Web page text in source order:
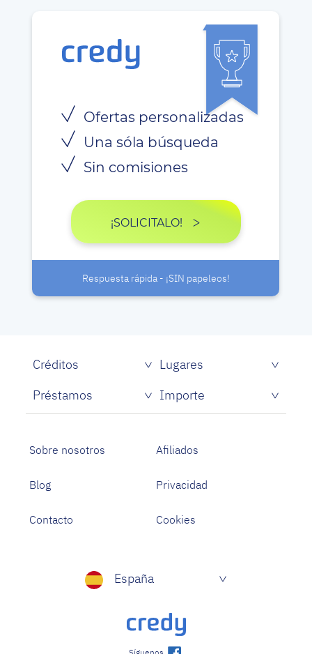
Ofertas personalizadas
Una sóla búsqueda
Sin comisiones
¡SOLICITALO!
Respuesta rápida - ¡SIN papeleos!
Créditos
Lugares
Préstamos
Importe
Sobre nosotros Afiliados
Blog Privacidad
Contacto Cookies
España